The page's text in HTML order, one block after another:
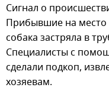
Сигнал о
Прибывшие на место
собака застряла в
Специалисты с
сделали подкоп,
хозяевам.